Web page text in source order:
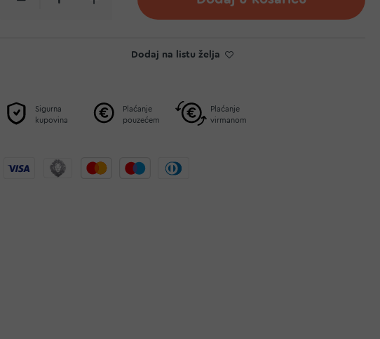
Dodaj na listu želja
Sigurna
kupovina
Plaćanje
pouzećem
Plaćanje
virmanom